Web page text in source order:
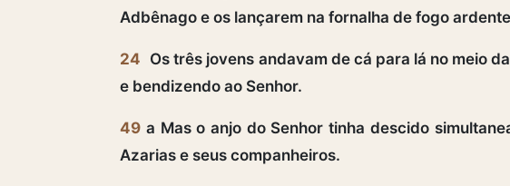
Adbênago e os lançarem na fornalha de fogo
24 Os três jovens andavam de cá para lá no meio
e bendizendo ao Senhor.
49 a Mas o anjo do Senhor tinha descido
Azarias e seus companheiros.